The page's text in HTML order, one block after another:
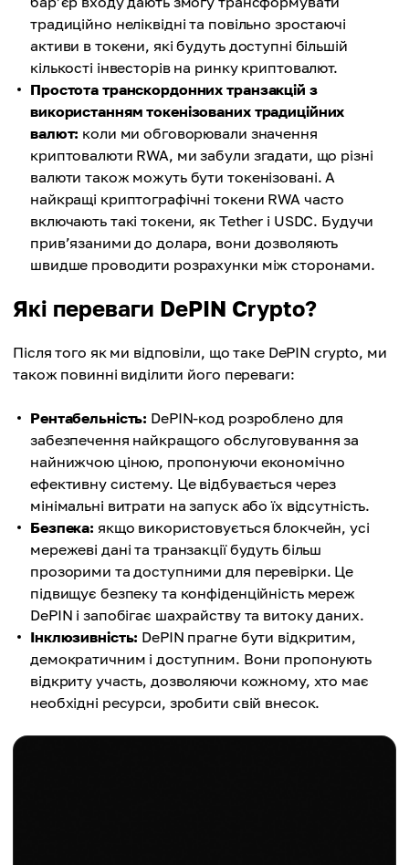
традиційно неліквідні та повільно зростаючі
активи в токени, які будуть доступні більшій
кількості інвесторів на ринку криптовалют.
Простота транскордонних транзакцій з
використанням токенізованих традиційних
валют: коли ми обговорювали значення
криптовалюти RWA, ми забули згадати, що різні
валюти також можуть бути токенізовані. А
найкращі криптографічні токени RWA часто
включають такі токени, як Tether і USDC. Будучи
прив’язаними до долара, вони дозволяють
швидше проводити розрахунки між сторонами.
Які переваги DePIN Crypto?
Після того як ми відповіли, що таке DePIN crypto, ми
також повинні виділити його переваги:
Рентабельність: DePIN-код розроблено для
забезпечення найкращого обслуговування за
найнижчою ціною, пропонуючи економічно
ефективну систему. Це відбувається через
мінімальні витрати на запуск або їх відсутність.
Безпека: якщо використовується блокчейн, усі
мережеві дані та транзакції будуть більш
прозорими та доступними для перевірки. Це
підвищує безпеку та конфіденційність мереж
DePIN і запобігає шахрайству та витоку даних.
Інклюзивність: DePIN прагне бути відкритим,
демократичним і доступним. Вони пропонують
відкриту участь, дозволяючи кожному, хто має
необхідні ресурси, зробити свій внесок.